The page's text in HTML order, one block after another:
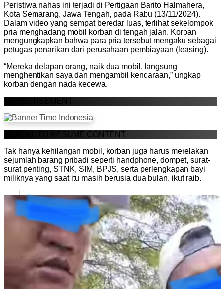
Peristiwa nahas ini terjadi di Pertigaan Barito Halmahera,
Kota Semarang, Jawa Tengah, pada Rabu (13/11/2024).
Dalam video yang sempat beredar luas, terlihat sekelompok
pria menghadang mobil korban di tengah jalan. Korban
mengungkapkan bahwa para pria tersebut mengaku sebagai
petugas penarikan dari perusahaan pembiayaan (leasing).
“Mereka delapan orang, naik dua mobil, langsung
menghentikan saya dan mengambil kendaraan,” ungkap
korban dengan nada kecewa.
ADVERTISEMENT
SCROLL TO RESUME CONTENT
Tak hanya kehilangan mobil, korban juga harus merelakan
sejumlah barang pribadi seperti handphone, dompet, surat-
surat penting, STNK, SIM, BPJS, serta perlengkapan bayi
miliknya yang saat itu masih berusia dua bulan, ikut raib.